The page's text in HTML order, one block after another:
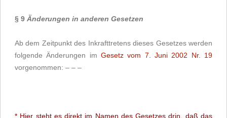
§ 9 Änderungen in anderen Gesetzen
Ab dem Zeitpunkt des Inkrafttretens dieses Gesetzes werden
folgende Änderungen im Gesetz vom 7. Juni 2002 Nr. 19
vorgenommen: – – –
* Hier steht es direkt im Namen des Gesetzes drin, daß das